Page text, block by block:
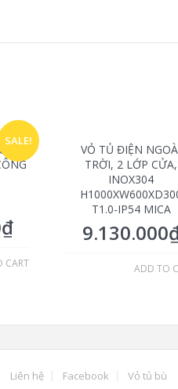
SALE!
3P
₫
CART
VỎ TỦ ĐIỆN
TRỜI, 2 LỚP CỬA,
INOX304
T1.0-IP54 MICA
9.130.000
ADD TO
Liên hệ Facebook Vỏ tủ bù